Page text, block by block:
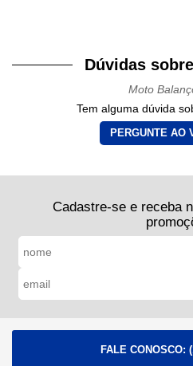
Dúvidas
Moto
Tem alguma dúvida
PERGUNTE AO
Cadastre-se e receba
FALE CONOSCO: